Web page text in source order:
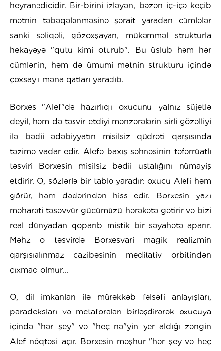
heyranedicidir. Bir-birini izləyən, bəzən iç-içə keçib
mətnin təbəqələnməsinə şərait yaradan cümlələr
sanki səliqəli, gözoxşayan, mükəmməl strukturla
hekayəyə "qutu kimi oturub". Bu üslub həm hər
cümlənin, həm də ümumi mətnin strukturu içində
çoxsaylı məna qatları yaradıb.
Borxes "Alef"də hazırlıqlı oxucunu yalnız süjetlə
deyil, həm də təsvir etdiyi mənzərələrin sirli gözəlliyi
ilə bədii ədəbiyyatın misilsiz qüdrəti qarşısında
təzimə vadar edir. Alefə baxış səhnəsinin təfərrüatlı
təsviri Borxesin misilsiz bədii ustalığını nümayiş
etdirir. O, sözlərlə bir tablo yaradır: oxucu Alefi həm
görür, həm dədərindən hiss edir. Borxesin yazı
məharəti təsəvvür gücümüzü hərəkətə gətirir və bizi
real dünyadan qoparıb mistik bir səyahətə aparır.
Məhz o təsvirdə Borxesvari magik realizmin
qarşısıalınmaz cazibəsinin meditativ orbitindən
çıxmaq olmur...
O, dil imkanları ilə mürəkkəb fəlsəfi anlayışları,
paradoksları və metaforaları birləşdirərək oxucuya
içində "hər şey" və "heç nə"yin yer aldığı zəngin
Alef nöqtəsi açır. Borxesin məşhur "hər şey və heç